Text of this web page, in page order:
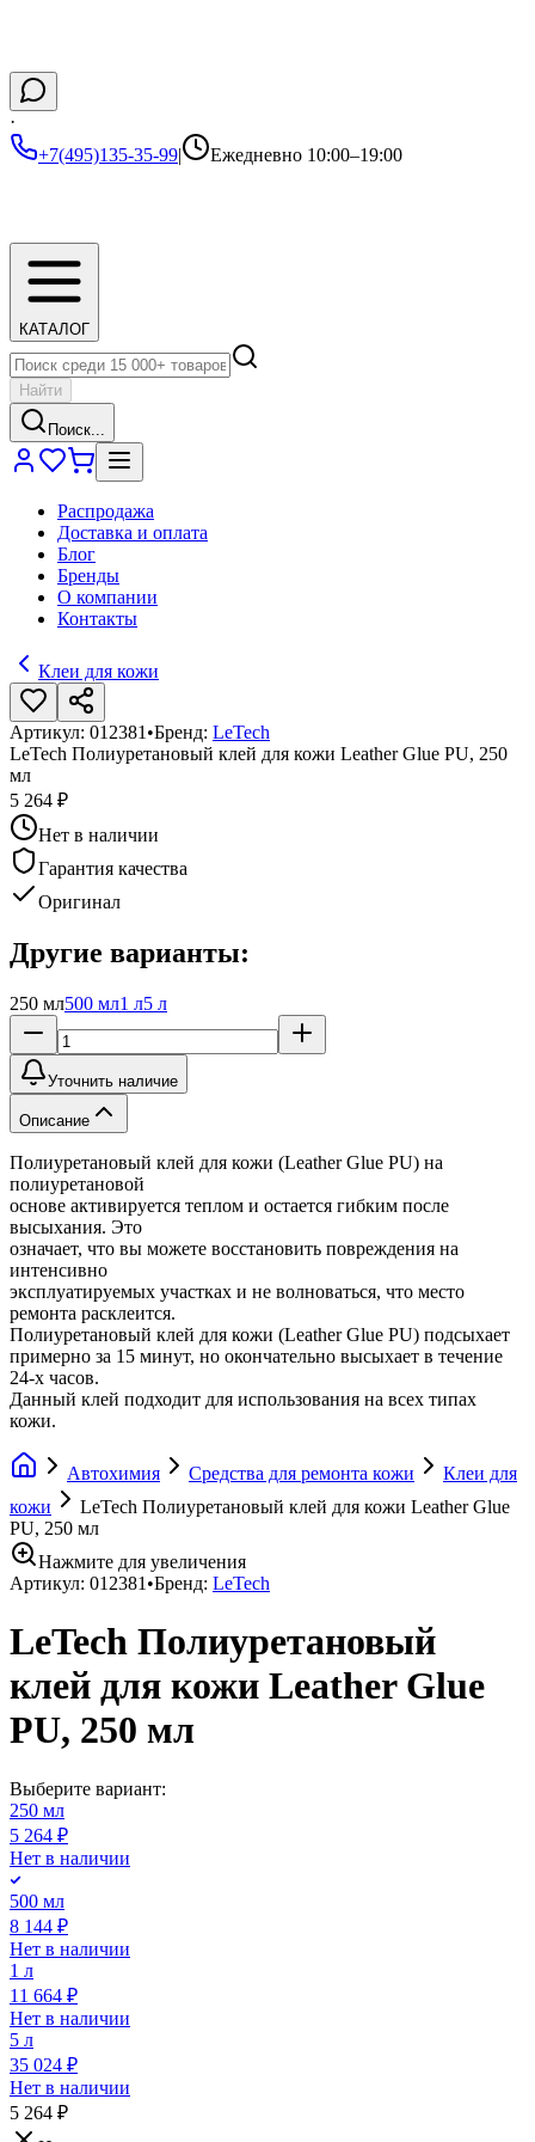
·
+7(495)135-35-99| Ежедневно 10:00–19:00
КАТАЛОГ
Найти
Поиск...
Распродажа
Доставка и оплата
Блог
Бренды
О компании
Контакты
Клеи для кожи
Артикул: 012381 •Бренд: LeTech
LeTech Полиуретановый клей для кожи Leather Glue PU, 250
мл
5 264 ₽
Нет в наличии
Гарантия качества
Оригинал
Другие варианты:
250 мл500 мл1 л5 л
Уточнить наличие
Описание
Полиуретановый клей для кожи (Leather Glue PU) на
полиуретановой
основе активируется теплом и остается гибким после
высыхания. Это
означает, что вы можете восстановить повреждения на
интенсивно
эксплуатируемых участках и не волноваться, что место
ремонта расклеится.
Полиуретановый клей для кожи (Leather Glue PU) подсыхает
примерно за 15 минут, но окончательно высыхает в течение
24-х часов.
Данный клей подходит для использования на всех типах
кожи.
Автохимия Средства для ремонта кожи
Клеи для
кожи
LeTech Полиуретановый клей для кожи Leather Glue
PU, 250 мл
Нажмите для увеличения
Артикул: 012381 •Бренд: LeTech
LeTech Полиуретановый
клей для кожи Leather Glue
PU, 250 мл
Выберите вариант:
250 мл
5 264 ₽
Нет в наличии
500 мл
8 144 ₽
Нет в наличии
1 л
11 664 ₽
Нет в наличии
5 л
35 024 ₽
Нет в наличии
5 264 ₽